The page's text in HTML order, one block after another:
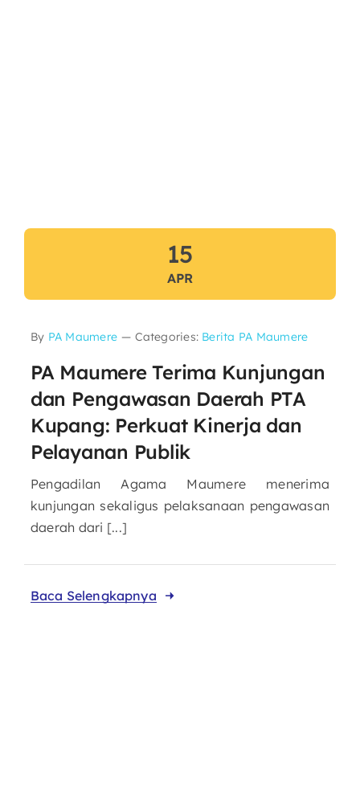
15
APR
By PA Maumere — Categories: Berita PA Maumere
PA Maumere Terima Kunjungan
dan Pengawasan Daerah PTA
Kupang: Perkuat Kinerja dan
Pelayanan Publik
Pengadilan Agama Maumere menerima
kunjungan sekaligus pelaksanaan pengawasan
daerah dari [...]
Baca Selengkapnya